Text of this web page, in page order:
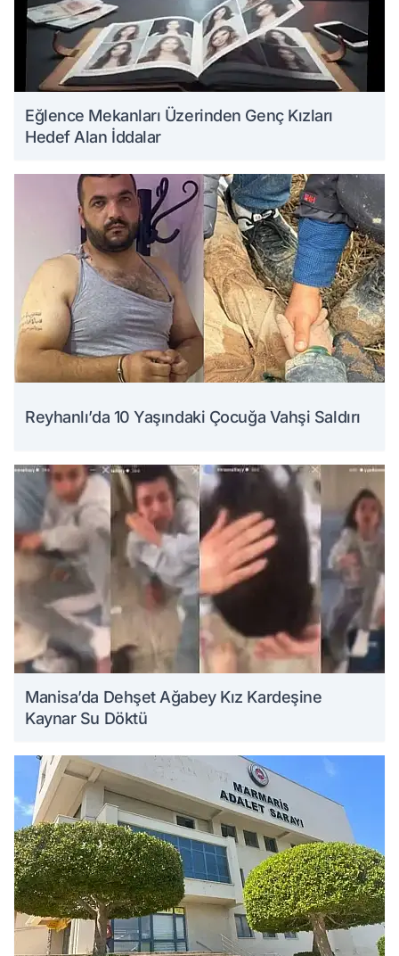
Eğlence Mekanları Üzerinden Genç Kızları
Hedef Alan İddalar
Reyhanlı’da 10 Yaşındaki Çocuğa Vahşi Saldırı
Manisa’da Dehşet Ağabey Kız Kardeşine
Kaynar Su Döktü